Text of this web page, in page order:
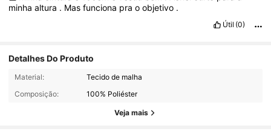
minhaaltura . Masfunciona praoobjetivo .
Útil (0)
Detalhes Do Produto
Material:
Tecido de malha
Composição:
100% Poliéster
Veja mais
2.3K Seguidores